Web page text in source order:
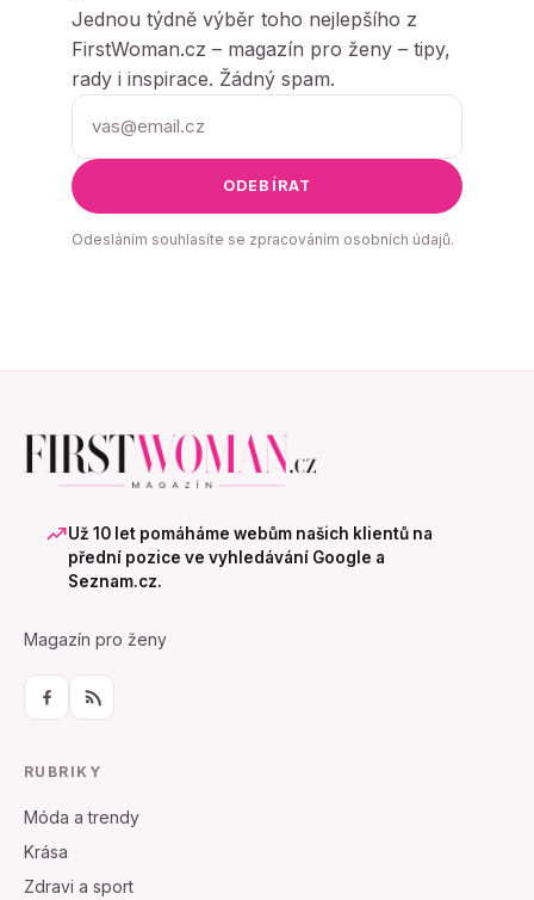
Jednou týdně výběr toho nejlepšího z
FirstWoman.cz – magazín pro ženy – tipy,
rady i inspirace. Žádný spam.
ODEBÍRAT
Odesláním souhlasíte se zpracováním osobních údajů.
Už 10 let pomáháme webům našich klientů na
přední pozice ve vyhledávání Google a
Seznam.cz.
Magazín pro ženy
RUBRIKY
Móda a trendy
Krása
Zdravi a sport